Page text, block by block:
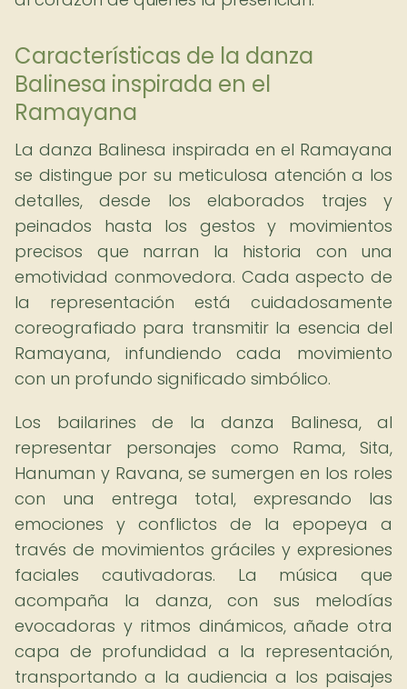
Características de la danza
Balinesa inspirada en el
Ramayana
La danza Balinesa inspirada en el Ramayana
se distingue por su meticulosa atención a los
detalles, desde los elaborados trajes y
peinados hasta los gestos y movimientos
precisos que narran la historia con una
emotividad conmovedora. Cada aspecto de
la representación está cuidadosamente
coreografiado para transmitir la esencia del
Ramayana, infundiendo cada movimiento
con un profundo significado simbólico.
Los bailarines de la danza Balinesa, al
representar personajes como Rama, Sita,
Hanuman y Ravana, se sumergen en los roles
con una entrega total, expresando las
emociones y conflictos de la epopeya a
través de movimientos gráciles y expresiones
faciales cautivadoras. La música que
acompaña la danza, con sus melodías
evocadoras y ritmos dinámicos, añade otra
capa de profundidad a la representación,
transportando a la audiencia a los paisajes